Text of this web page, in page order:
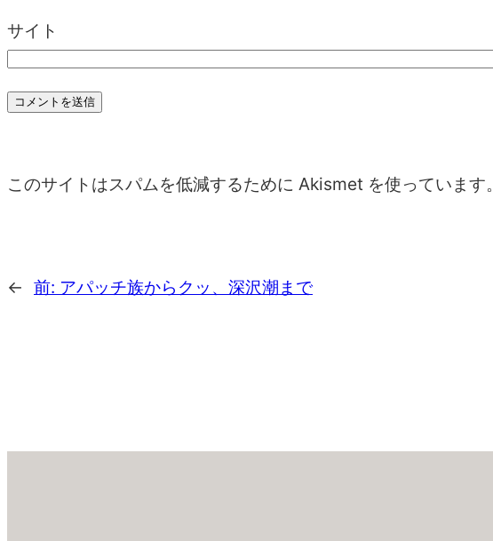
サイト
このサイトはスパムを低減するために Akismet を使っています。
← 前: アパッチ族からクッ、深沢潮まで